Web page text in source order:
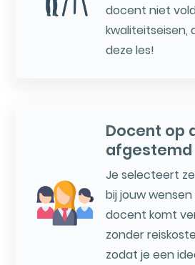
docent niet
kwaliteitseisen,
deze les!
Docent op
afgestemd
Je selecteert
bij jouw wensen
docent komt
zonder
zodat je een